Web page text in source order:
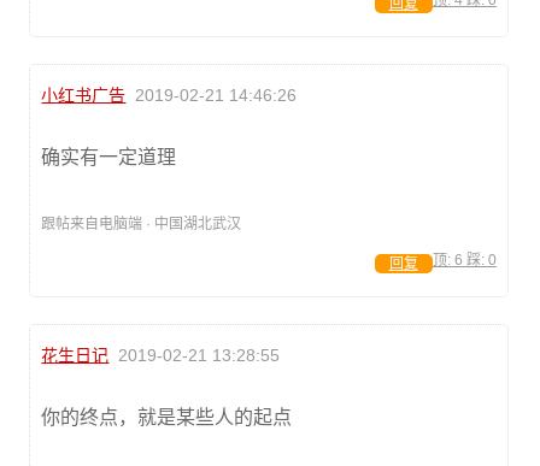
回复
小红书广告 2019-02-21 14:46:26
确实有一定道理
跟帖来自电脑端 · 中国湖北武汉
顶: 6 踩: 0
回复
花生日记 2019-02-21 13:28:55
你的终点，就是某些人的起点